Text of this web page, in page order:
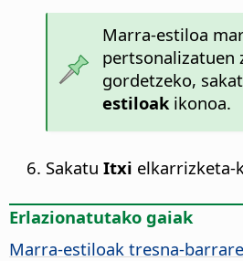
Marra-estiloa
pertsonalizatuen
gordetzeko,
estiloak ikonoa.
Sakatu Itxi elkarrizketa-
Erlazionatutako gaiak
Marra-estiloak tresna-